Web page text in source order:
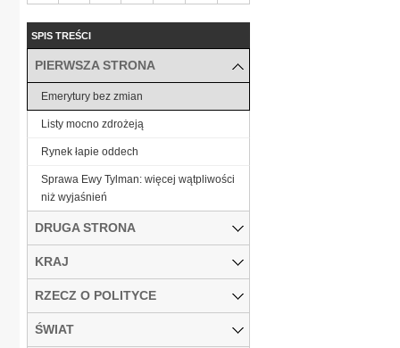
SPIS TREŚCI
PIERWSZA STRONA
Emerytury bez zmian
Listy mocno zdrożeją
Rynek łapie oddech
Sprawa Ewy Tylman: więcej wątpliwości
niż wyjaśnień
DRUGA STRONA
KRAJ
RZECZ O POLITYCE
ŚWIAT